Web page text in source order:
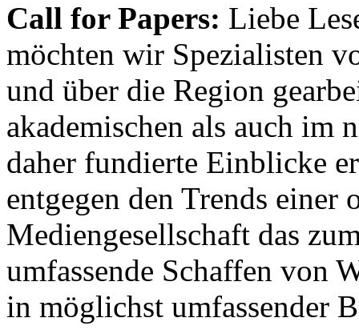
Call for Papers: Liebe
möchten wir Spezialisten
und über die Region
akademischen als auch im
daher fundierte Einblicke
entgegen den Trends einer
Mediengesellschaft das
umfassende Schaffen von
in möglichst umfassender